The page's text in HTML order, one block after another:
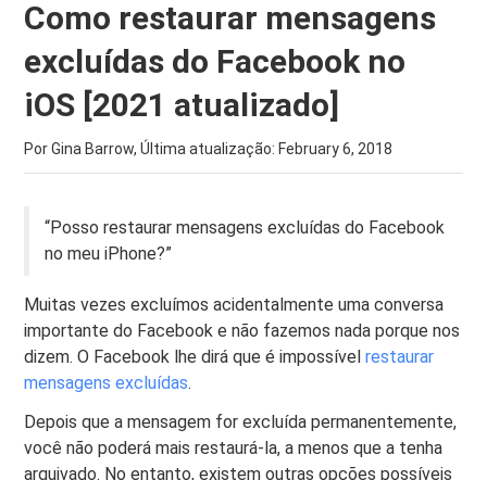
Como restaurar mensagens
excluídas do Facebook no
iOS [2021 atualizado]
Por Gina Barrow, Última atualização: February 6, 2018
“Posso restaurar mensagens excluídas do Facebook
no meu iPhone?”
Muitas vezes excluímos acidentalmente uma conversa
importante do Facebook e não fazemos nada porque nos
dizem. O Facebook lhe dirá que é impossívelrestaurar
mensagens excluídas.
Depois que a mensagem for excluída permanentemente,
você não poderá mais restaurá-la, a menos que a tenha
arquivado. No entanto, existem outras opções possíveis